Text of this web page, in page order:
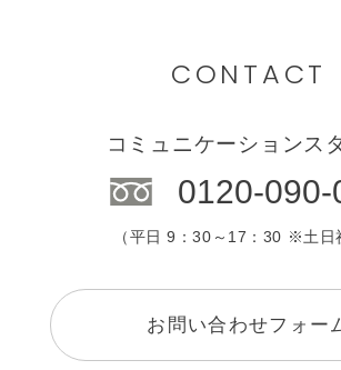
CONTACT
コミュニケーションス
0120-090-
（平日 9：30～17：30 ※土日
お問い合わせフォー